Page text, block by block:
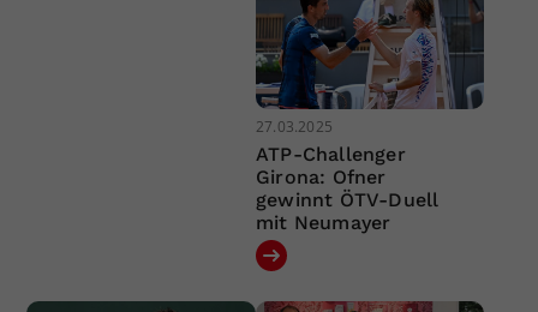
27.03.2025
ATP-Challenger
Girona: Ofner
gewinnt ÖTV-Duell
mit Neumayer